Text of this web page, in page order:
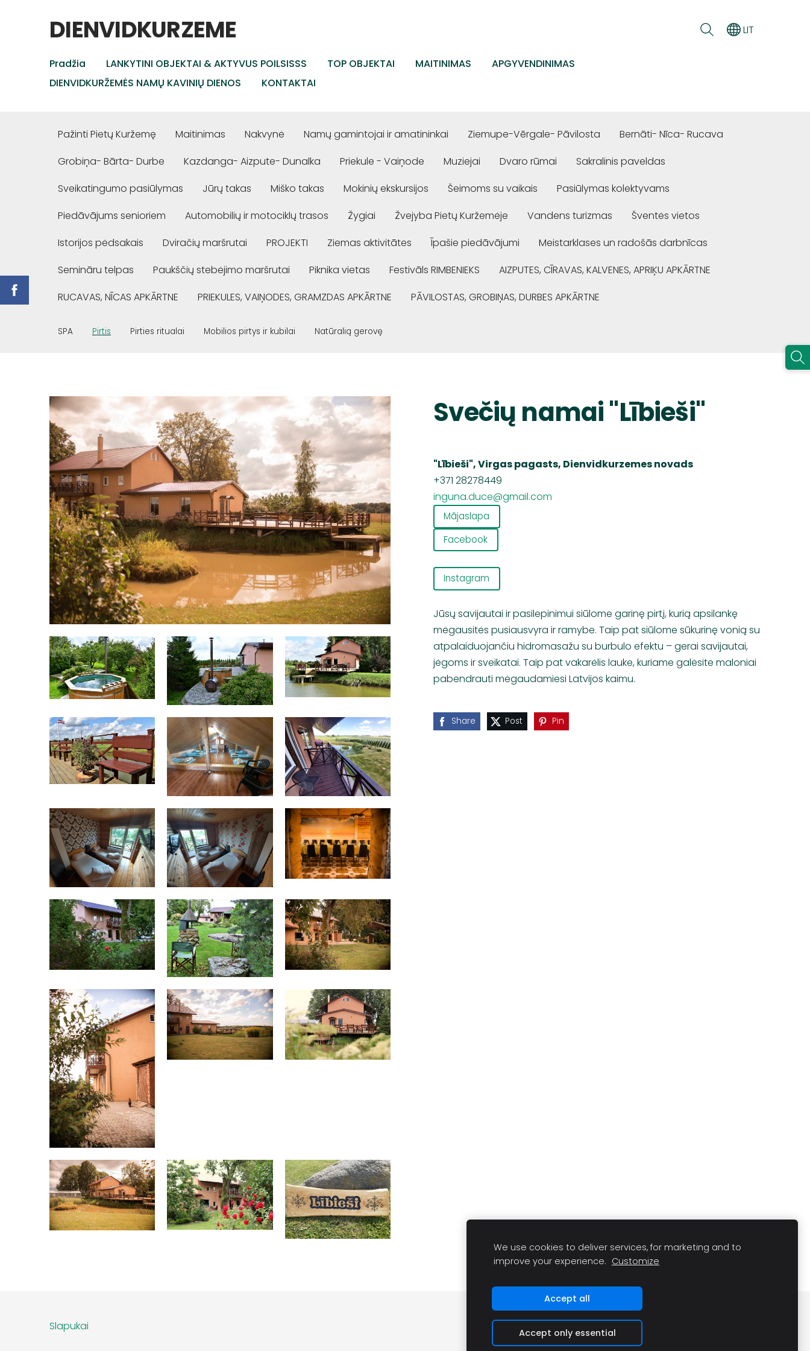
DIENVIDKURZEME
Pradžia LANKYTINI OBJEKTAI & AKTYVUS POILSISSS TOP OBJEKTAI MAITINIMAS
APGYVENDINIMAS
DIENVIDKURŽEMĖS NAMŲ KAVINIŲ DIENOS
KONTAKTAI
LIT
Pažinti Pietų Kuržemę Maitinimas Nakvynė Namų gamintojai ir amatininkai Ziemupe-Vērgale- Pāvilosta
Bernāti- Nīca- Rucava
Grobiņa- Bārta- Durbe
Kazdanga- Aizpute- Dunalka Priekule - Vaiņode Muziejai Dvaro rūmai
Sakralinis paveldas
Sveikatingumo pasiūlymas
Jūrų takas Miško takas Mokinių ekskursijos Šeimoms su vaikais
Pasiūlymas kolektyvams
Piedāvājums senioriem
Automobilių ir motociklų trasos Žygiai Žvejyba Pietų Kuržemėje Vandens turizmas
Šventės vietos
Istorijos pėdsakais
Dviračių maršrutai PROJEKTI Ziemas aktivitātes Īpašie piedāvājumi
Meistarklases un radošās darbnīcas
Semināru telpas
Paukščių stebėjimo maršrutai Piknika vietas Festivāls RIMBENIEKS
AIZPUTES, CĪRAVAS, KALVENES, APRIĶU APKĀRTNE
RUCAVAS, NĪCAS APKĀRTNE
PRIEKULES, VAIŅODES, GRAMZDAS APKĀRTNE PĀVILOSTAS, GROBIŅAS, DURBES APKĀRTNE
SPA Pirtis Pirties ritualai Mobilios pirtys ir kubilai Natūralią gerovę
Svečių namai "Lībieši"
"Lībieši", Virgas pagasts, Dienvidkurzemesnovads
+371 28278449
inguna.duce@gmail.com
Mājaslapa
Facebook
Instagram
Jūsų savijautai ir pasilepinimui siūlome garinę pirtį, kurią apsilankę
mėgausitės pusiausvyra ir ramybe. Taip pat siūlome sūkurinę vonią su
atpalaiduojančiu hidromasažu su burbulo efektu – gerai savijautai,
jėgoms ir sveikatai. Taip pat vakarėlis lauke, kuriame galėsite maloniai
pabendrauti mėgaudamiesi Latvijos kaimu.
Share Post Pin
Slapukai
We use cookies to deliver services, for marketing and to
improve your experience. Customize
Accept all
Accept only essential